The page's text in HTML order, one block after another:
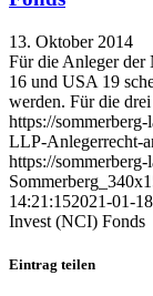
13. Oktober 2014
Für die Anleger
16 und USA 19
werden. Für die
https://
LLP-Anlegerrecht-
https://
14:21:152021-01-
Invest (NCI) Fonds
Eintrag teilen